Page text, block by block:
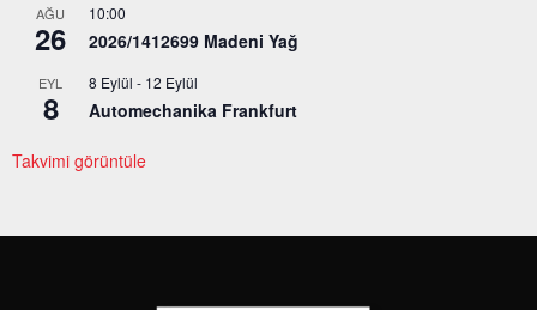
AĞU
26
10:00
2026/1412699 Madeni Yağ
EYL
8
8 Eylül - 12 Eylül
Automechanika Frankfurt
Takvimi görüntüle